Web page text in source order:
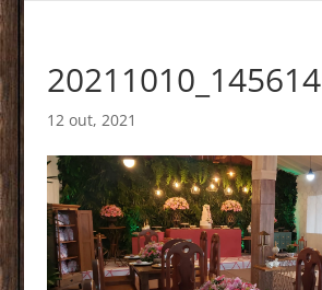
20211010_145614
12 out, 2021